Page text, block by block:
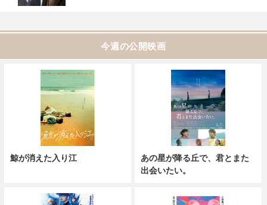
今週の公開映画
鯨が消えた入り江
あの星が降る丘で、君とまた
出会いたい。